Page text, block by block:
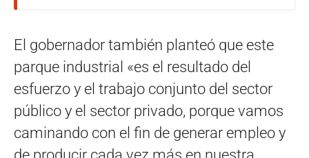
El gobernador también planteó que este
parque industrial «es el resultado del
esfuerzo y el trabajo conjunto del sector
público y el sector privado, porque vamos
caminando con el fin de generar empleo y